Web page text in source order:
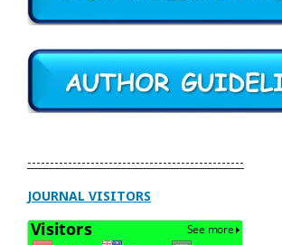
------------------------------------------------
JOURNAL VISITORS